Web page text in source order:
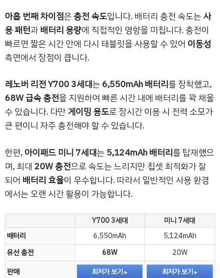
아홉 번째 차이점은충전 속도입니다. 배터리 충전 속도는사
용 패턴과배터리 용량에 직접적인 영향을 미칩니다. 충전이
빠르면 짧은 시간 안에 다시 태블릿을 사용할 수 있어 이동성
측면에서 장점이 큽니다.
레노버 리전 Y700 3세대는 6,550mAh 배터리를 장착했고,
68W 급속 충전을 지원하여 빠른 시간 내에 배터리를 꽉 채울
수 있습니다. 다만게이밍 용도로 장시간 이용 시 전력 소모가
큰 편이니 자주 충전해야 할 수 있습니다.
한편,아이패드 미니 7세대는 5,124mAh 배터리를 탑재했으
며, 최대 20W 충전으로 속도는 느리지만 칩셋 최적화가 잘
되어 배터리 효율이 우수합니다. 따라서 일반적인 사용 환경
에서는 오랜 시간 활용이 가능합니다.
Y700 3세대
미니 7세대
배터리
6,550mAh
5,124mAh
유선 충전
68W
20W
판매
최저가 보기 최저가 보기